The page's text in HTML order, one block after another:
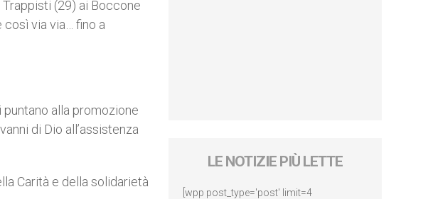
(29) ai Boccone
così via via… fino a
alla promozione
di Dio all’assistenza
Carità e della solidarietà
LE NOTIZIE PIÙ LETTE
[wpp post_type='post' limit=4